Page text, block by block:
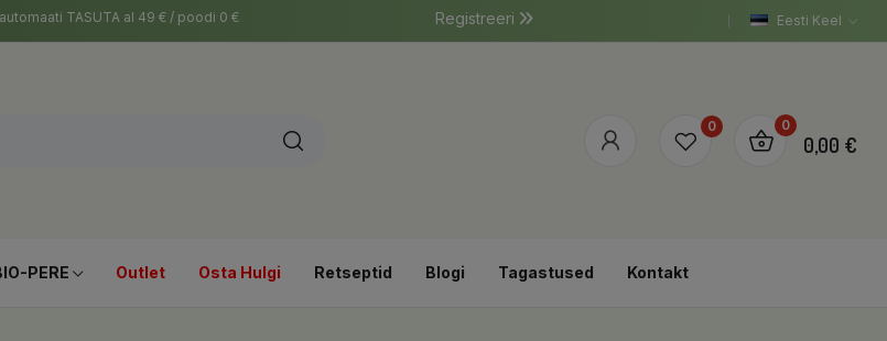
TASUTA al 49 € / poodi 0 € Eesti Keel
Registreeri
0 0
0,00 €
PERE Outlet Osta Hulgi Retseptid Blogi Tagastused Kontakt